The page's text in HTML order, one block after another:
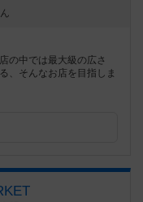
の中では最大級の広さ
、そんなお店を目指しま